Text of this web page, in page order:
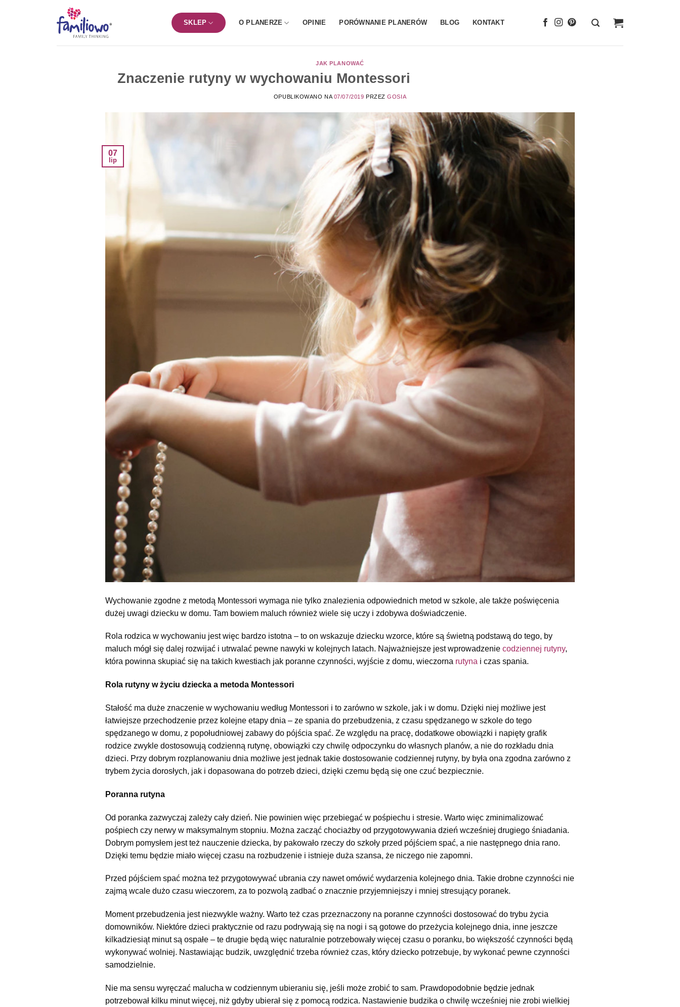
SKLEP O PLANERZE OPINIE PORÓWNANIE PLANERÓW BLOG KONTAKT
JAK PLANOWAĆ
Znaczenie rutyny w wychowaniu Montessori
OPUBLIKOWANO NA 07/07/2019 PRZEZGOSIA
07
lip
Wychowanie zgodne z metodą Montessori wymaga nie tylko znalezienia odpowiednich metod w szkole, ale także poświęcenia
dużej uwagi dziecku w domu. Tam bowiem maluch również wiele się uczy i zdobywa doświadczenie.
Rola rodzica w wychowaniu jest więc bardzo istotna – to on wskazuje dziecku wzorce, które są świetną podstawą do tego, by
maluch mógł się dalej rozwijać i utrwalać pewne nawyki w kolejnych latach. Najważniejsze jest wprowadzenie codziennej rutyny,
która powinna skupiać się na takich kwestiach jak poranne czynności, wyjście z domu, wieczorna rutyna i czas spania.
Rola rutyny w życiu dziecka a metoda Montessori
Stałość ma duże znaczenie w wychowaniu według Montessori i to zarówno w szkole, jak i w domu. Dzięki niej możliwe jest
łatwiejsze przechodzenie przez kolejne etapy dnia – ze spania do przebudzenia, z czasu spędzanego w szkole do tego
spędzanego w domu, z popołudniowej zabawy do pójścia spać. Ze względu na pracę, dodatkowe obowiązki i napięty grafik
rodzice zwykle dostosowują codzienną rutynę, obowiązki czy chwilę odpoczynku do własnych planów, a nie do rozkładu dnia
dzieci. Przy dobrym rozplanowaniu dnia możliwe jest jednak takie dostosowanie codziennej rutyny, by była ona zgodna zarówno z
trybem życia dorosłych, jak i dopasowana do potrzeb dzieci, dzięki czemu będą się one czuć bezpiecznie.
Poranna rutyna
Od poranka zazwyczaj zależy cały dzień. Nie powinien więc przebiegać w pośpiechu i stresie. Warto więc zminimalizować
pośpiech czy nerwy w maksymalnym stopniu. Można zacząć chociażby od przygotowywania dzień wcześniej drugiego śniadania.
Dobrym pomysłem jest też nauczenie dziecka, by pakowało rzeczy do szkoły przed pójściem spać, a nie następnego dnia rano.
Dzięki temu będzie miało więcej czasu na rozbudzenie i istnieje duża szansa, że niczego nie zapomni.
Przed pójściem spać można też przygotowywać ubrania czy nawet omówić wydarzenia kolejnego dnia. Takie drobne czynności nie
zajmą wcale dużo czasu wieczorem, za to pozwolą zadbać o znacznie przyjemniejszy i mniej stresujący poranek.
Moment przebudzenia jest niezwykle ważny. Warto też czas przeznaczony na poranne czynności dostosować do trybu życia
domowników. Niektóre dzieci praktycznie od razu podrywają się na nogi i są gotowe do przeżycia kolejnego dnia, inne jeszcze
kilkadziesiąt minut są ospałe – te drugie będą więc naturalnie potrzebowały więcej czasu o poranku, bo większość czynności będą
wykonywać wolniej. Nastawiając budzik, uwzględnić trzeba również czas, który dziecko potrzebuje, by wykonać pewne czynności
samodzielnie.
Nie ma sensu wyręczać malucha w codziennym ubieraniu się, jeśli może zrobić to sam. Prawdopodobnie będzie jednak
potrzebował kilku minut więcej, niż gdyby ubierał się z pomocą rodzica. Nastawienie budzika o chwilę wcześniej nie zrobi wielkiej